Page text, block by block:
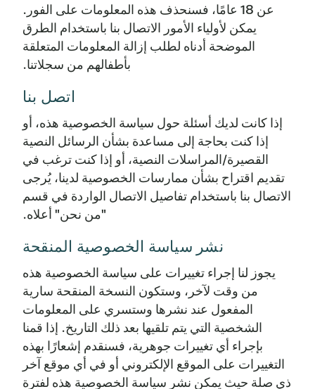
عن 18 عامًا، فسنحذف هذه المعلومات على الفور.
يمكن لأولياء الأمور الاتصال بنا باستخدام الطرق
الموضحة أدناه لطلب إزالة المعلومات المتعلقة
بأطفالهم من سجلاتنا.
اتصل بنا
إذا كانت لديك أسئلة حول سياسة الخصوصية هذه، أو
إذا كنت بحاجة إلى مساعدة بشأن الرسائل النصية
القصيرة/المراسلات النصية، أو إذا كنت ترغب في
تقديم اقتراح بشأن ممارسات الخصوصية لدينا، يُرجى
الاتصال بنا باستخدام تفاصيل الاتصال الواردة في قسم
"من نحن" أعلاه.
نشر سياسة الخصوصية المنقحة
يجوز لنا إجراء تغييرات على سياسة الخصوصية هذه
من وقت لآخر، وستكون النسخة المنقحة سارية
المفعول عند نشرها وستسري على المعلومات
الشخصية التي يتم تلقيها بعد ذلك التاريخ. إذا قمنا
بإجراء أي تغييرات جوهرية، فسنقدم إشعارًا بهذه
التغييرات على الموقع الإلكتروني أو في أي موقع آخر
ذي صلة حيث يمكن نشر سياسة الخصوصية هذه لفترة